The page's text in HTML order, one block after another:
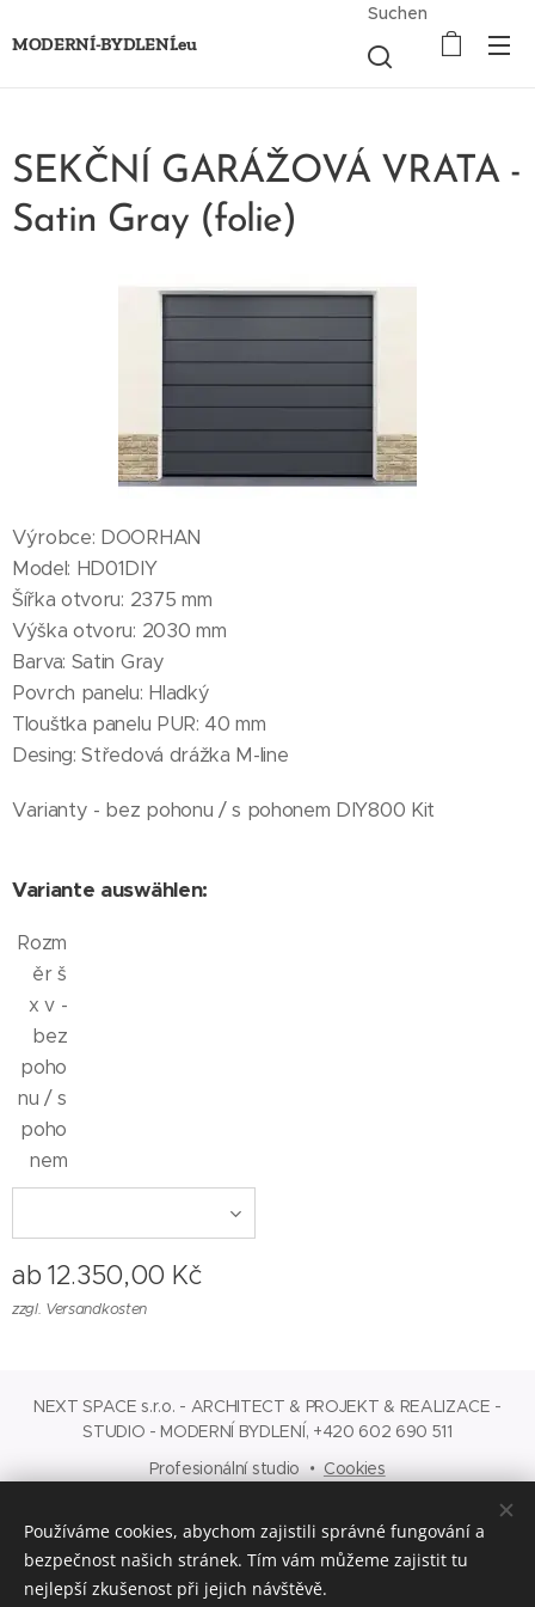
MODERNÍ-BYDLENÍ.eu
Suchen
SEKČNÍ GARÁŽOVÁ VRATA -
Satin Gray (folie)
Výrobce: DOORHAN
Model: HD01DIY
Šířka otvoru: 2375 mm
Výška otvoru: 2030 mm
Barva: Satin Gray
Povrch panelu: Hladký
Tloušťka panelu PUR: 40 mm
Desing: Středová drážka M-line
Varianty - bez pohonu / s pohonem DIY800 Kit
Variante auswählen:
Rozm
ěr š
x v -
bez
poho
nu / s
poho
nem
ab12.350,00 Kč
zzgl. Versandkosten
NEXT SPACE s.r.o. - ARCHITECT & PROJEKT & REALIZACE -
STUDIO - MODERNÍ BYDLENÍ, +420 602 690 511
Profesionální studio
Cookies
Čeština
English Deutsch
Používáme cookies, abychom zajistili správné fungování a
bezpečnost našich stránek. Tím vám můžeme zajistit tu
nejlepší zkušenost při jejich návštěvě.